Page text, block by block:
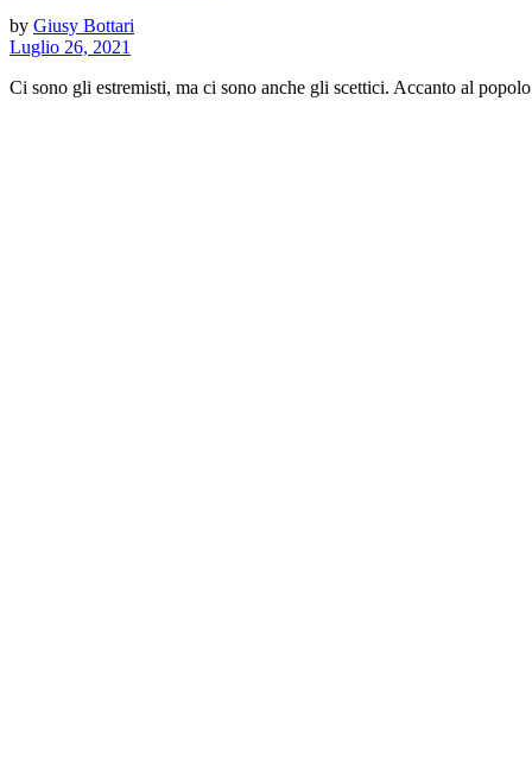
by Giusy Bottari
Luglio 26, 2021
Ci sono gli estremisti, ma ci sono anche gli scettici. Accanto al